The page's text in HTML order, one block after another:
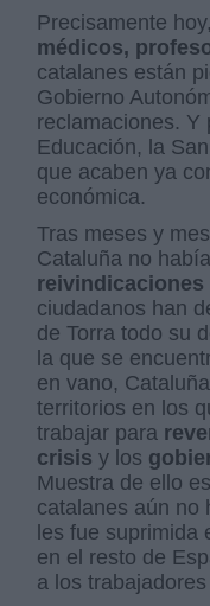
Precisamente
médicos,
catalanes están
Gobierno
reclamaciones. Y
Educación, la
que acaben ya
económica.
Tras meses y
Cataluña no
ciudadanos han
de Torra todo su
la que se
en vano,
territorios en los
trabajar para
crisis y los
Muestra de ello
catalanes aún no
les fue suprimida
en el resto de
a los